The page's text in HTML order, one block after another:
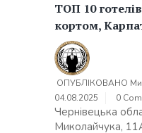
ТОП 10
кортом,
ОПУБЛІКОВАНО
04.08.2025
0
Чернівецька
Миколайчука,